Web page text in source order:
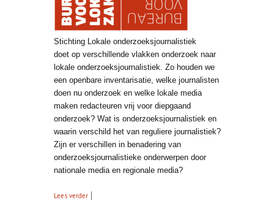
Stichting Lokale onderzoeksjournalistiek
doet op verschillende vlakken onderzoek naar
lokale onderzoeksjournalistiek. Zo houden we
een openbare inventarisatie, welke journalisten
doen nu onderzoek en welke lokale media
maken redacteuren vrij voor diepgaand
onderzoek? Wat is onderzoeksjournalistiek en
waarin verschild het van reguliere journalistiek?
Zijn er verschillen in benadering van
onderzoeksjournalistieke onderwerpen door
nationale media en regionale media?
Lees verder over Onderzoek